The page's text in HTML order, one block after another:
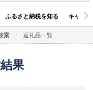
ふるさと納税を知る キャン
索 返礼品一覧
果